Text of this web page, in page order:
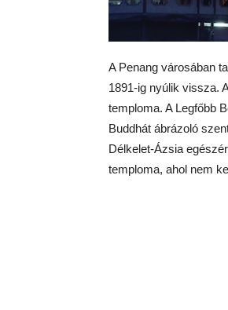
A Penang városában
1891-ig nyúlik vissza.
temploma. A Legfőbb
Buddhát ábrázoló
Délkelet-Ázsia
temploma, ahol nem